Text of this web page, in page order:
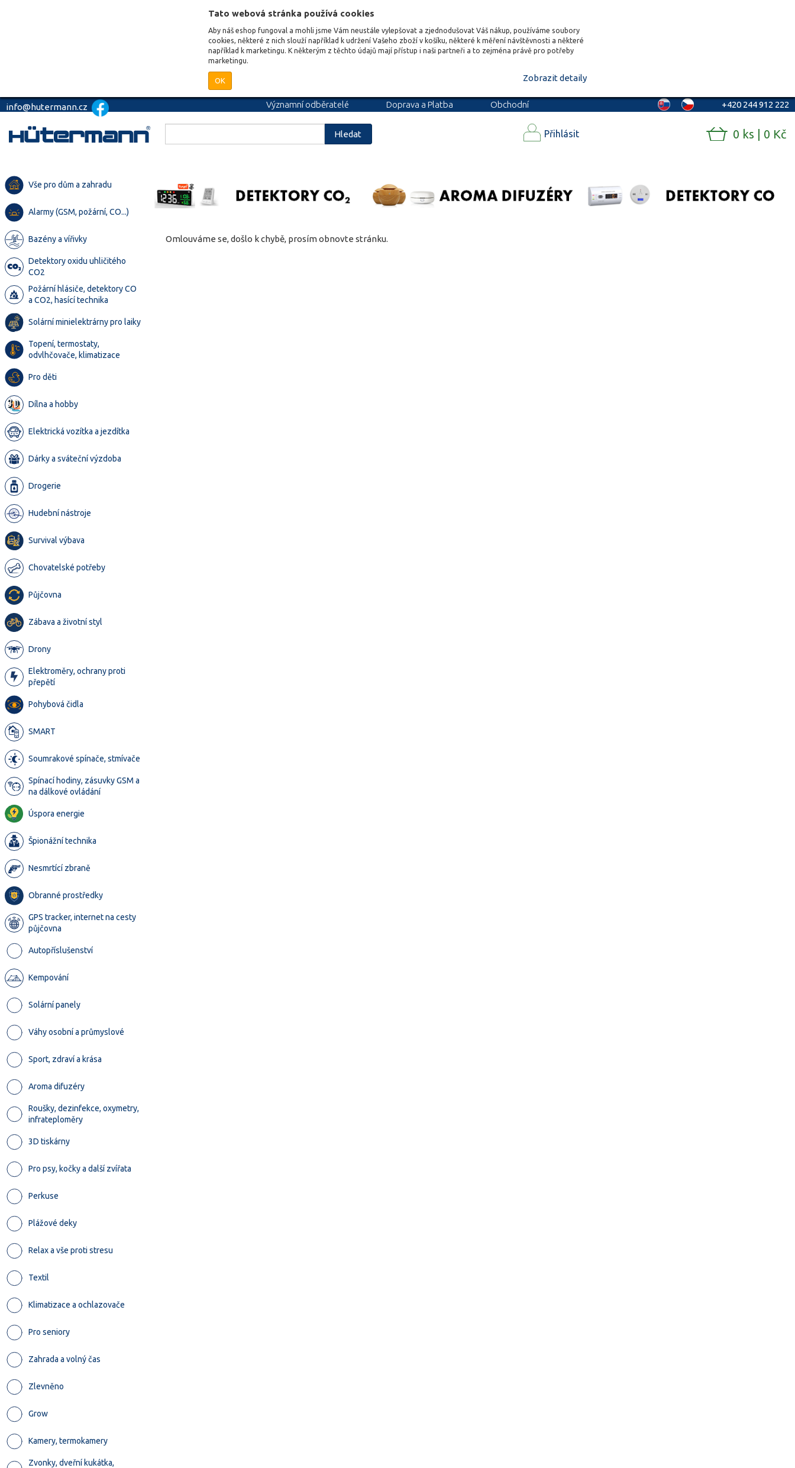
Tato webová stránka používá cookies
Aby náš eshop fungoval a mohli jsme Vám neustále vylepšovat a zjednodušovat Váš nákup, používáme soubory
cookies, některé z nich slouží například k udržení Vašeho zboží v košíku, některé k měření návštěvnosti a některé
například k marketingu. K některým z těchto údajů mají přístup i naši partneři a to zejména právě pro potřeby
marketingu.
OK Zobrazit detaily
info@hutermann.cz Významní odběratelé Doprava a Platba
Obchodní
+420 244 912 222
Hledat Přihlásit 0 ks | 0 Kč
Vše pro dům a zahradu
Alarmy (GSM, požární, CO...)
Bazény a vířivky
Detektory oxidu uhličitého
CO2
Požární hlásiče, detektory CO
a CO2, hasící technika
Solární minielektrárny pro laiky
Topení, termostaty,
odvlhčovače, klimatizace
Pro děti
Dílna a hobby
Elektrická vozítka a jezdítka
Dárky a sváteční výzdoba
Drogerie
Hudební nástroje
Survival výbava
Chovatelské potřeby
Půjčovna
Zábava a životní styl
Drony
Elektroměry, ochrany proti
přepětí
Pohybová čidla
SMART
Soumrakové spínače, stmívače
Spínací hodiny, zásuvky GSM a
na dálkové ovládání
Úspora energie
Špionážní technika
Nesmrtící zbraně
Obranné prostředky
GPS tracker, internet na cesty
půjčovna
Autopříslušenství
Kempování
Solární panely
Váhy osobní a průmyslové
Sport, zdraví a krása
Aroma difuzéry
Roušky, dezinfekce, oxymetry,
infrateploměry
3D tiskárny
Pro psy, kočky a další zvířata
Perkuse
Plážové deky
Relax a vše proti stresu
Textil
Klimatizace a ochlazovače
Pro seniory
Zahrada a volný čas
Zlevněno
Grow
Kamery, termokamery
Zvonky, dveřní kukátka,
Omlouváme se, došlo k chybě, prosím obnovte stránku.